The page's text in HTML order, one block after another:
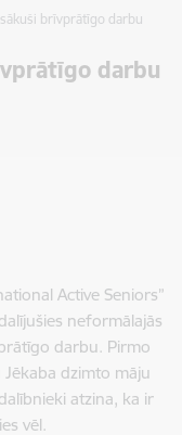
brīvprātīgo darbu
darbu
Active Seniors”
neformālajās
darbu. Pirmo
dzimto māju
atzina, ka ir
vēl.